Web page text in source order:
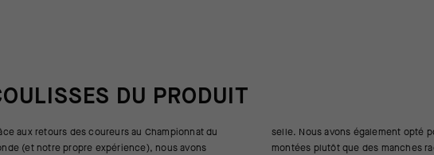
DU PRODUIT
aux retours des coureurs au Championnat du
(et notre propre expérience), nous avons
Nous avons également opté pour des manches
plutôt que des manches raglan afin de mieux